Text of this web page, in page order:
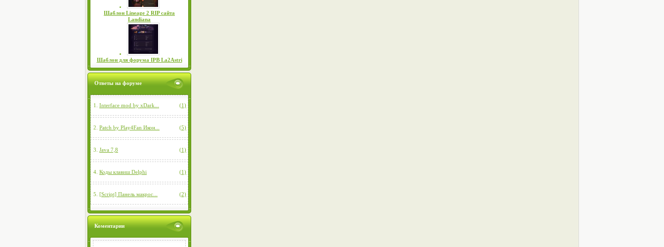
Шаблон Lineage 2 RIP сайта
Landiana
Шаблон для форума IPB La2Astri
Ответы на форуме
1. Interface mod by xDark... (1)
2. Patch by Play4Fan Икон... (5)
3. Java 7,8 (1)
4. Коды клавиш Delphi (1)
5. [Script] Панель макрос... (2)
Коментарии